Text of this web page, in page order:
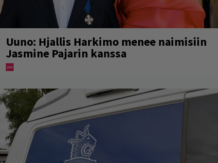
Uuno: Hjallis Harkimo menee naimisiin
Jasmine Pajarin kanssa